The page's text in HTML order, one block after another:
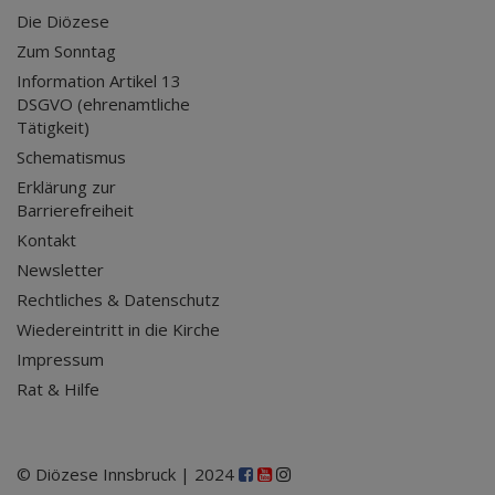
Die Diözese
Zum Sonntag
Information Artikel 13
DSGVO (ehrenamtliche
Tätigkeit)
Schematismus
Erklärung zur
Barrierefreiheit
Kontakt
Newsletter
Rechtliches & Datenschutz
Wiedereintritt in die Kirche
Impressum
Rat & Hilfe
© Diözese Innsbruck | 2024